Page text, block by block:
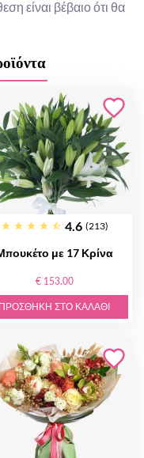
είναι βέβαιο ότι θα
4.6 (213)
με 17 Κρίνα
€ 153.00
ΠΡΟΣΘΉΚΗ ΣΤΟ ΚΑΛΆΘΙ